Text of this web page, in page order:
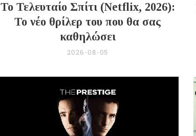
Το Τελευταίο Σπίτι (Netflix, 2026):
Το νέο θρίλερ του που θα σας
καθηλώσει
2026-08-05